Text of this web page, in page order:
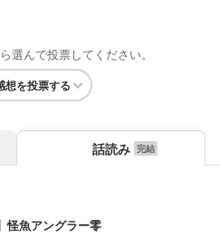
選んで投票してください。
想を投票する
話読み
怪魚アングラー零